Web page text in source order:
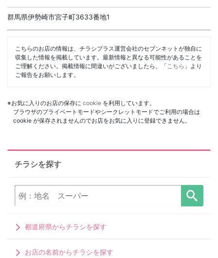
群馬県伊勢崎市宮子町3633番地1
こちらのお店の情報は、チラシプラス運営会社のセブンネットが独自に
収集した情報を掲載しています。最新情報と異なる可能性があることを
ご理解ください。掲載情報に間違いがございましたら、「 こちら 」より
ご報告をお願いします。
※お気に入りのお店の保存に cookie を利用しています。
ブラウザのプライベートモードやシークレットモードでご利用の場合は
cookie が保存されませんのでお店をお気に入りに登録できません。
チラシを探す
都道府県からチラシを探す
お店の名前からチラシを探す